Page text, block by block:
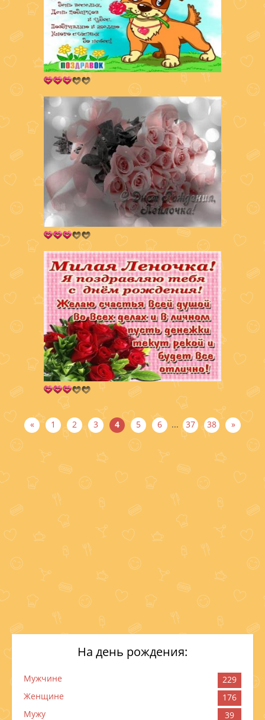
На день рождения:
Мужчине
229
Женщине
176
Мужу
39
« 1 2 3 4 5 6 ... 37 38 »